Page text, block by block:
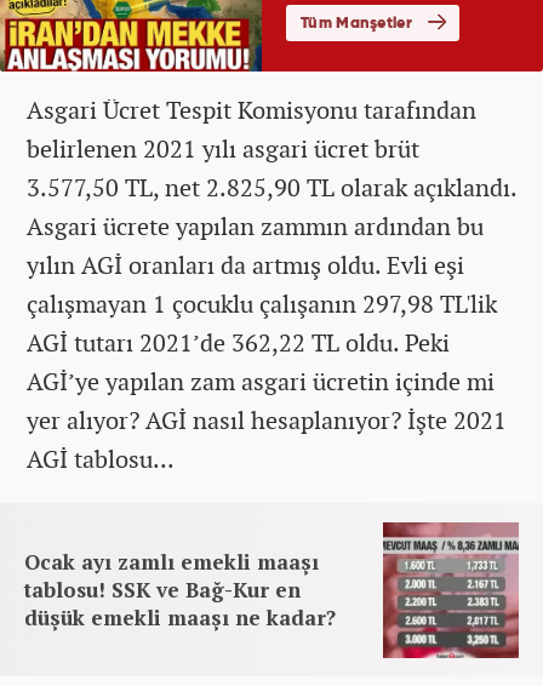
Asgari Ücret Tespit Komisyonu tarafından
belirlenen 2021 yılı asgari ücret brüt
3.577,50 TL, net 2.825,90 TL olarak açıklandı.
Asgari ücrete yapılan zammın ardından bu
yılın AGİ oranları da artmış oldu. Evli eşi
çalışmayan 1 çocuklu çalışanın 297,98 TL'lik
AGİ tutarı 2021’de 362,22 TL oldu. Peki
AGİ’ye yapılan zam asgari ücretin içinde mi
yer alıyor? AGİ nasıl hesaplanıyor? İşte 2021
AGİ tablosu...
Ocak ayı zamlı emekli maaşı
tablosu! SSK ve Bağ-Kur en
düşük emekli maaşı ne kadar?